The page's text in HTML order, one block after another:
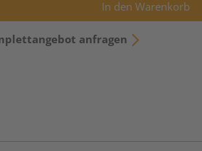
In den Warenkorb
anfragen